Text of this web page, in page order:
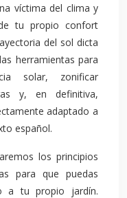
víctima del clima y
tu propio confort
del sol dicta
herramientas para
solar, zonificar
y, en definitiva,
adaptado a
español.
los principios
para que puedas
a tu propio jardín.